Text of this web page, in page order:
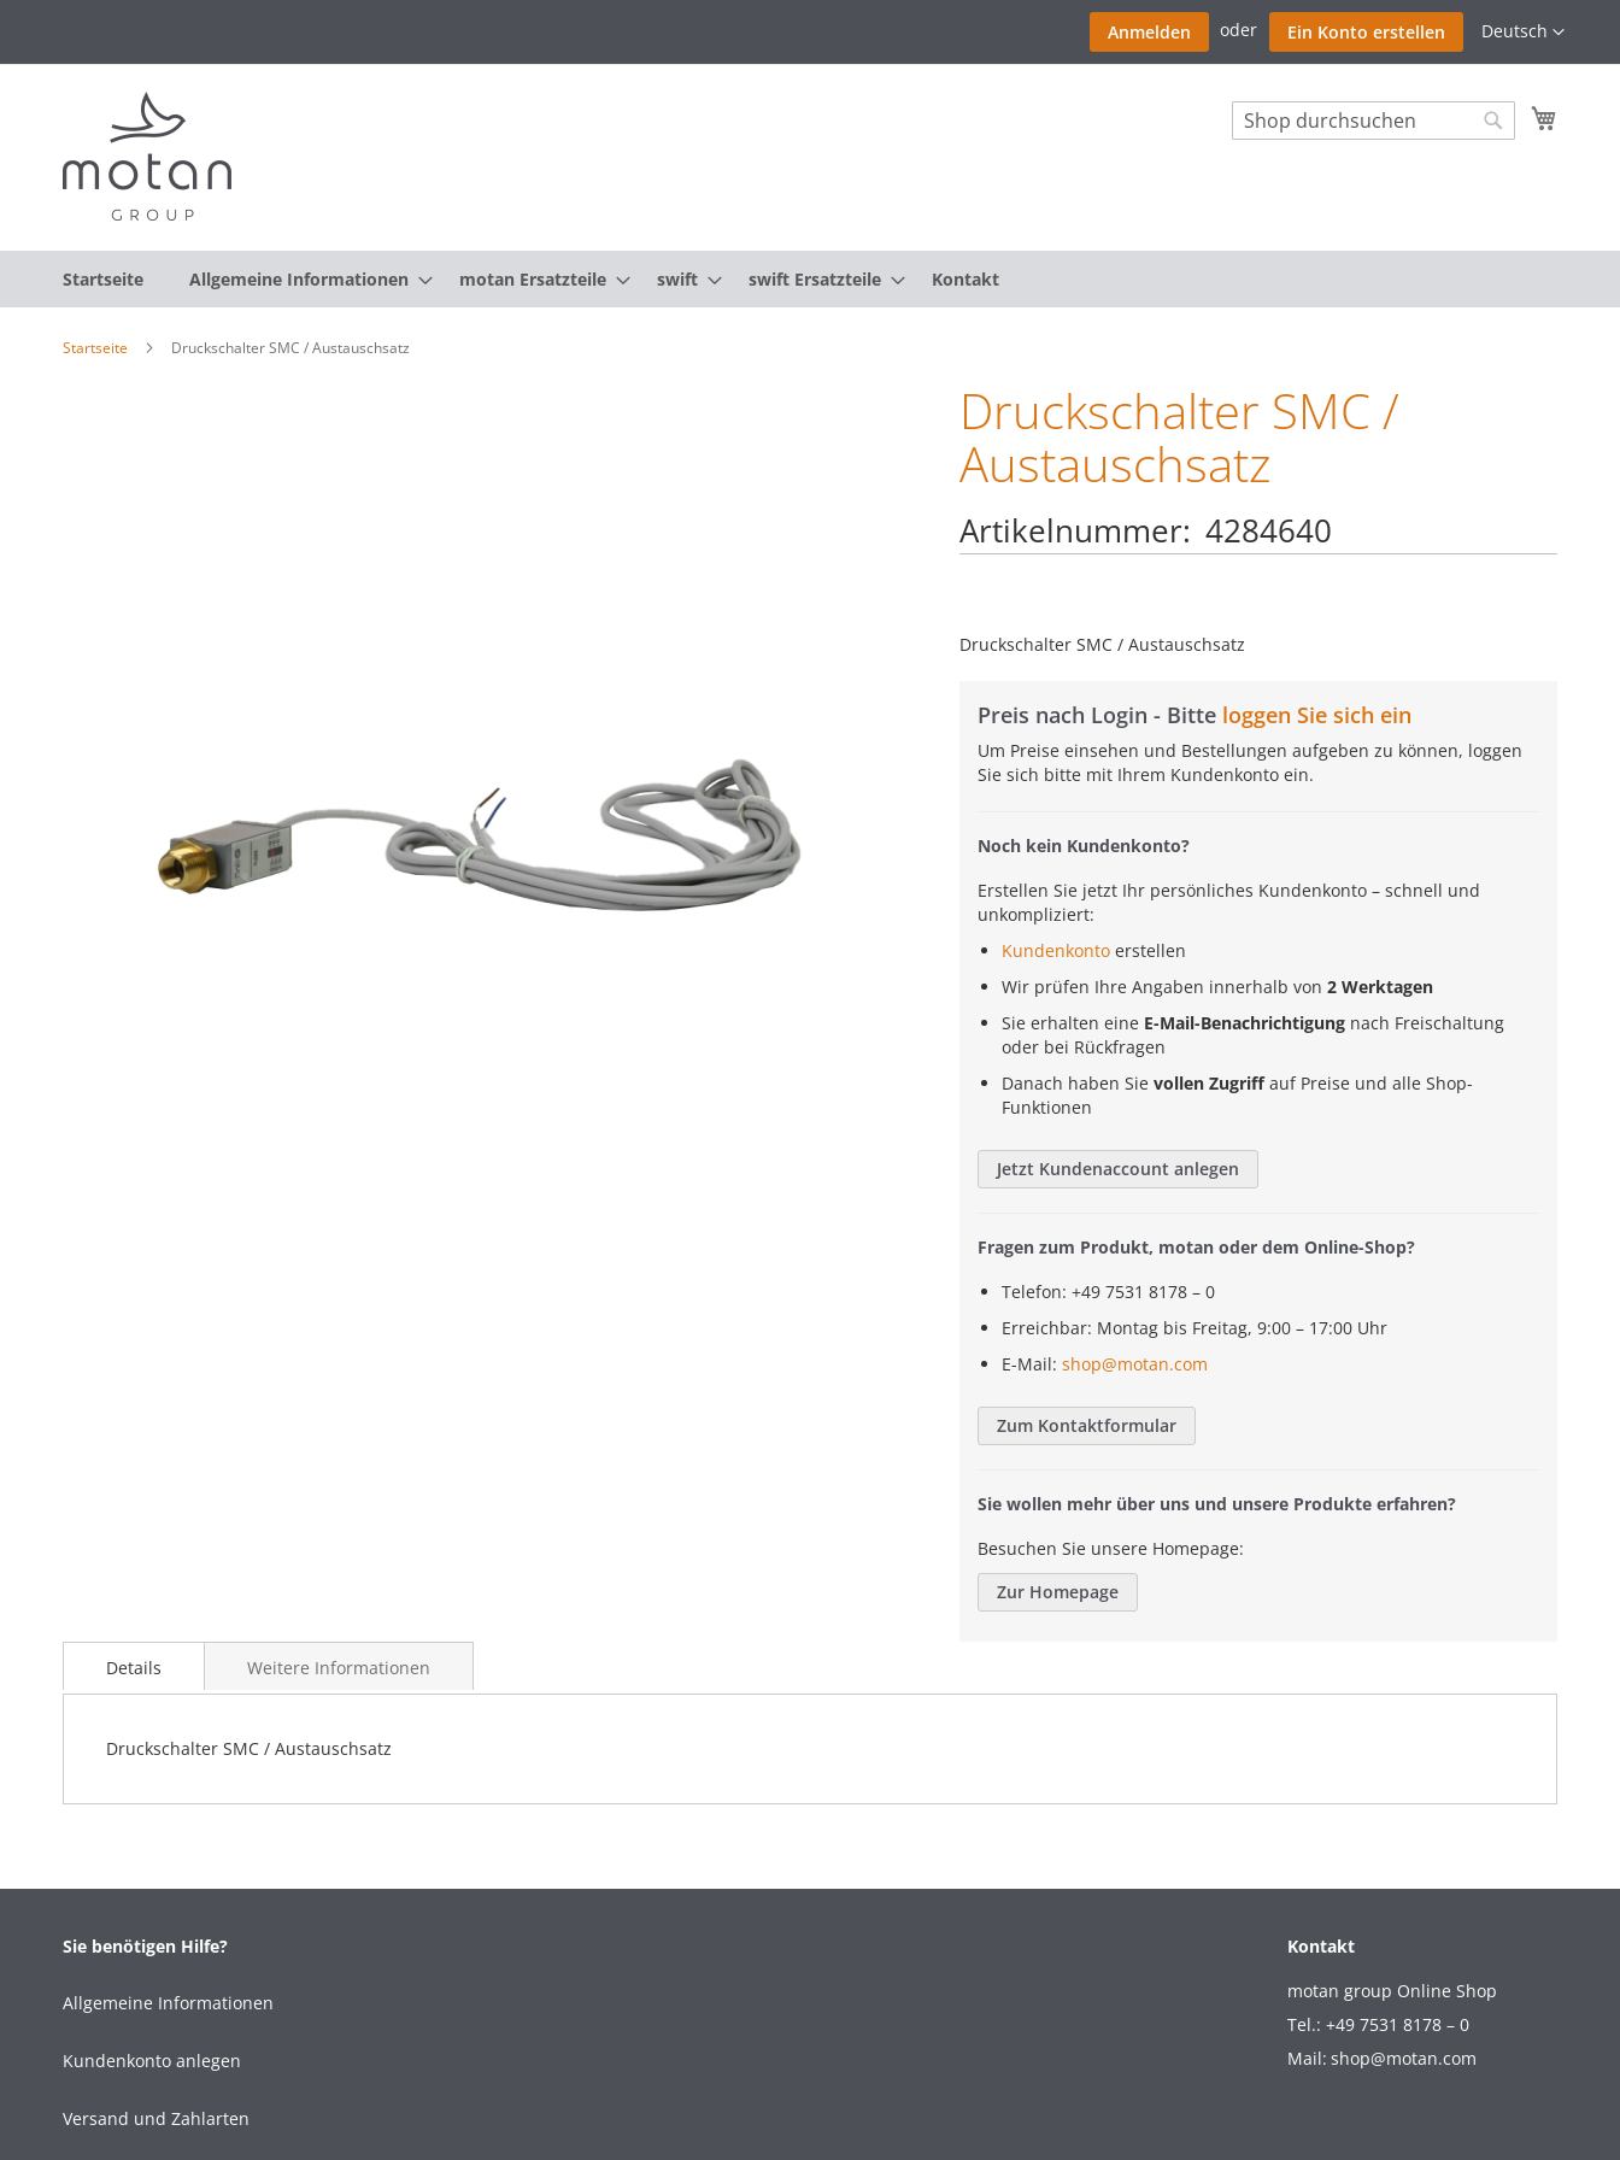
Sprache
Deutsch
Anmelden Ein Konto erstellen
Search
Startseite Allgemeine Informationen motan Ersatzteile swift swift Ersatzteile Kontakt
Startseite Druckschalter SMC / Austauschsatz
Druckschalter SMC /
Austauschsatz
Artikelnummer 4284640
Druckschalter SMC / Austauschsatz
Preis nach Login - Bitte loggen Sie sich ein
Um Preise einsehen und Bestellungen aufgeben zu können, loggen
Sie sich bitte mit Ihrem Kundenkonto ein.
Noch kein Kundenkonto?
Erstellen Sie jetzt Ihr persönliches Kundenkonto – schnell und
unkompliziert:
Kundenkonto erstellen
Wir prüfen Ihre Angaben innerhalb von 2 Werktagen
Sie erhalten eine E-Mail-Benachrichtigung nach Freischaltung
oder bei Rückfragen
Danach haben Sie vollen Zugriffauf Preise und alle Shop-
Funktionen
Jetzt Kundenaccount anlegen
Fragen zum Produkt, motan oder dem Online-Shop?
Telefon: +49 7531 8178 – 0
Erreichbar: Montag bis Freitag, 9:00 – 17:00 Uhr
E-Mail: shop@motan.com
Zum Kontaktformular
Sie wollen mehr über uns und unsere Produkte erfahren?
Besuchen Sie unsere Homepage:
Zur Homepage
Details
Druckschalter SMC / Austauschsatz
Weitere Informationen
Sie benötigen Hilfe?
Allgemeine Informationen
Kundenkonto anlegen
Versand und Zahlarten
Kontakt
motan group Online Shop
Tel.: +49 7531 8178 – 0
Mail: shop@motan.com